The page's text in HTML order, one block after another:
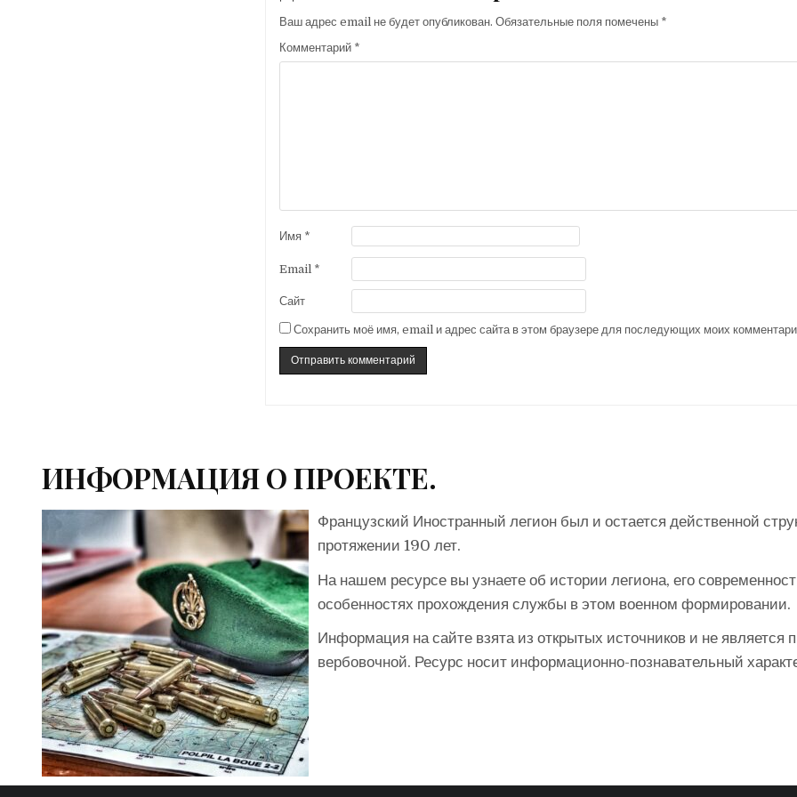
Ваш адрес email не будет опубликован. Обязательные поля помечены *
Комментарий *
Имя *
Email *
Сайт
Сохранить моё имя, email и адрес сайта в этом браузере для последующих моих
ИНФОРМАЦИЯ О ПРОЕКТЕ.
Французский Иностранный легион был и остается действенной
протяжении 190 лет.
На нашем ресурсе вы узнаете об истории легиона, его
особенностях прохождения службы в этом военном формировании.
Информация на сайте взята из открытых источников и не является
вербовочной. Ресурс носит информационно-познавательный